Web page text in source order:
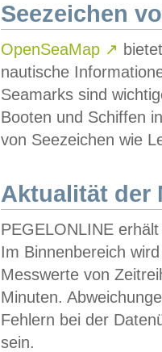
Seezeichen
OpenSeaMap ↗
nautische
Seamarks sind
Booten und Schiffen
von Seezeichen wie
Aktualität der
PEGELONLINE
Im Binnenbereich
Messwerte von
Minuten.
Fehlern bei der
sein.